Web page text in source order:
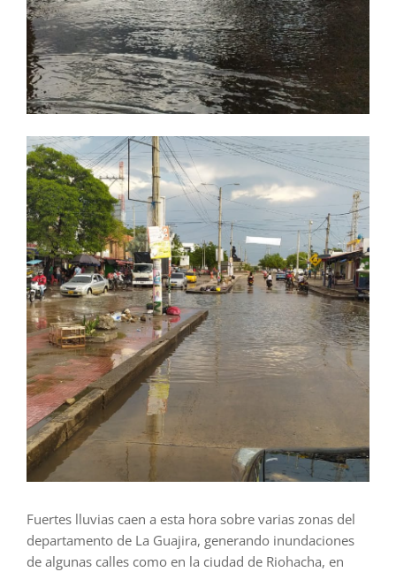
Fuertes lluvias caen a esta hora sobre varias zonas del
departamento de La Guajira, generando inundaciones
de algunas calles como en la ciudad de Riohacha, en